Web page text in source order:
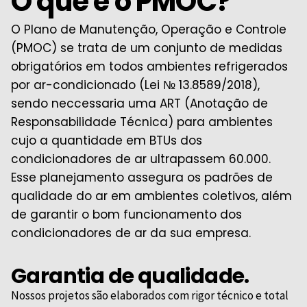
O Plano de Manutenção, Operação e Controle
(PMOC) se trata de um conjunto de medidas
obrigatórios em todos ambientes refrigerados
por ar-condicionado (Lei № 13.8589/2018),
sendo neccessaria uma ART (Anotação de
Responsabilidade Técnica) para ambientes
cujo a quantidade em BTUs dos
condicionadores de ar ultrapassem 60.000.
Esse planejamento assegura os padrões de
qualidade do ar em ambientes coletivos, além
de garantir o bom funcionamento dos
condicionadores de ar da sua empresa.
Garantia de qualidade.
Nossos projetos são elaborados com rigor técnico e total